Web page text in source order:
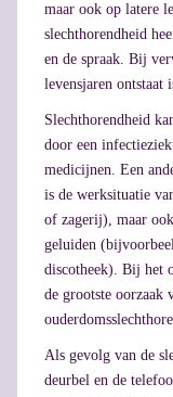
maar ook op latere
slechthorendheid
en de spraak. Bij
levensjaren ontstaat
Slechthorendheid
door een
medicijnen. Een
is de werksituatie
of zagerij), maar
geluiden
discotheek). Bij het
de grootste oorzaak
Als gevolg van de
deurbel en de